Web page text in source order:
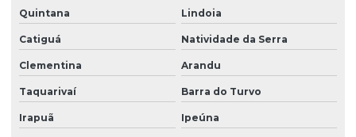
Quintana Lindoia
Catiguá Natividade da Serra
Clementina Arandu
Taquarivaí Barra do Turvo
Irapuã Ipeúna